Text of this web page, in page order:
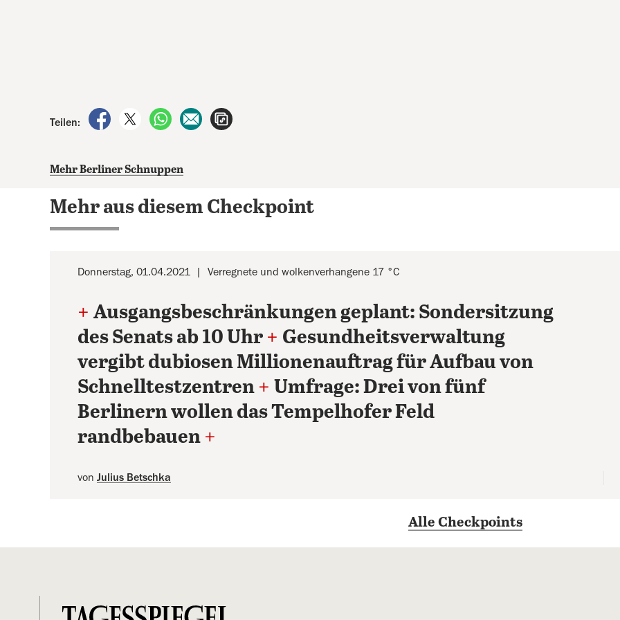
Teilen:
auf Facebook teilen
auf X teilenper WhatsApp teilen
per E-Mail teilen
Mehr Berliner Schnuppen
Mehr aus diesem Checkpoint
Donnerstag, 01.04.2021 Verregnete und wolkenverhangene 17 °C
+ Ausgangsbeschränkungen geplant: Sondersitzung
des Senats ab 10 Uhr + Gesundheitsverwaltung
vergibt dubiosen Millionenauftrag für Aufbau von
Schnelltestzentren + Umfrage: Drei von fünf
Berlinern wollen das Tempelhofer Feld
randbebauen +
von Julius Betschka
Alle Checkpoints